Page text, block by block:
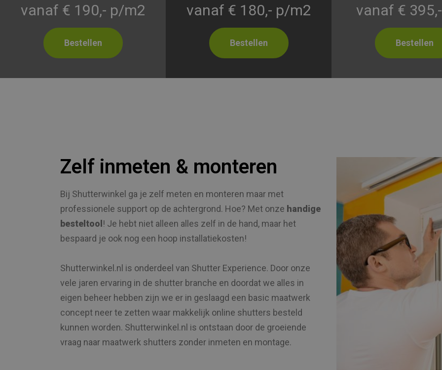
vanaf € 190,- p/m2
Bestellen
vanaf € 180,- p/m2
Bestellen
vanaf €
Bestellen
Zelf inmeten & monteren
Bij Shutterwinkel ga je zelf meten en monteren maar met
professionele support op de achtergrond. Hoe? Met onze handige
besteltool ! Je hebt niet alleen alles zelf in de hand, maar het
bespaard je ook nog een hoop installatiekosten!
Shutterwinkel.nl is onderdeel van Shutter Experience. Door onze
vele jaren ervaring in de shutter branche en doordat we alles in
eigen beheer hebben zijn we er in geslaagd een basic maatwerk
concept neer te zetten waar makkelijk online shutters besteld
kunnen worden. Shutterwinkel.nl is ontstaan door de groeiende
vraag naar maatwerk shutters zonder inmeten en montage.